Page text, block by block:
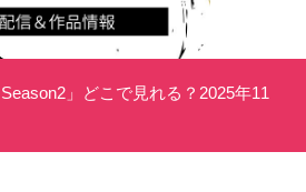
」どこで見れる？2025年11